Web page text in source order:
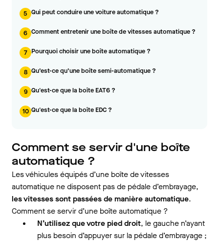
5 Qui peut conduire une voiture automatique ?
6 Comment entretenir une boîte de vitesses automatique ?
7 Pourquoi choisir une boîte automatique ?
8 Qu’est-ce qu’une boîte semi-automatique ?
9 Qu'est-ce que la boîte EAT6 ?
10 Qu'est-ce que la boîte EDC ?
Comment se servir d'une boîte
automatique ?
Les véhicules équipés d’une boîte de vitesses
automatique ne disposent pas de pédale d’embrayage,
les vitesses sont passées de manière automatique.
Comment se servir d’une boîte automatique ?
N’utilisez que votre pied droit, le gauche n’ayant
plus besoin d’appuyer sur la pédale d’embrayage ;